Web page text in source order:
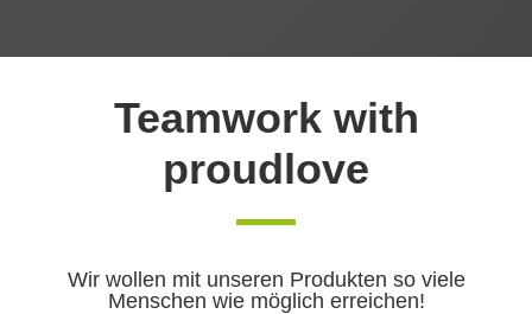
Teamwork with
proudlove
Wir wollen mit unseren Produkten so viele
Menschen wie möglich erreichen!